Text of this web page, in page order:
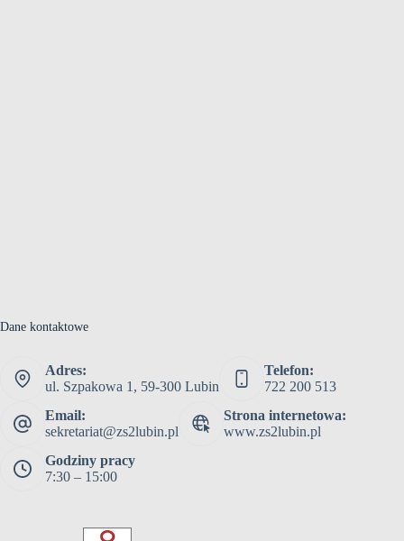
Dane kontaktowe
Adres:
ul. Szpakowa 1, 59-300 Lubin
Telefon:
722 200 513
Email:
sekretariat@zs2lubin.pl
Strona internetowa:
www.zs2lubin.pl
Godziny pracy
7:30 – 15:00